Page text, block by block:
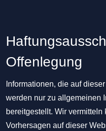
Offenlegung
Informationen, die auf
werden nur zu allgemeinen
bereitgestellt. Wir
Vorhersagen auf dieser